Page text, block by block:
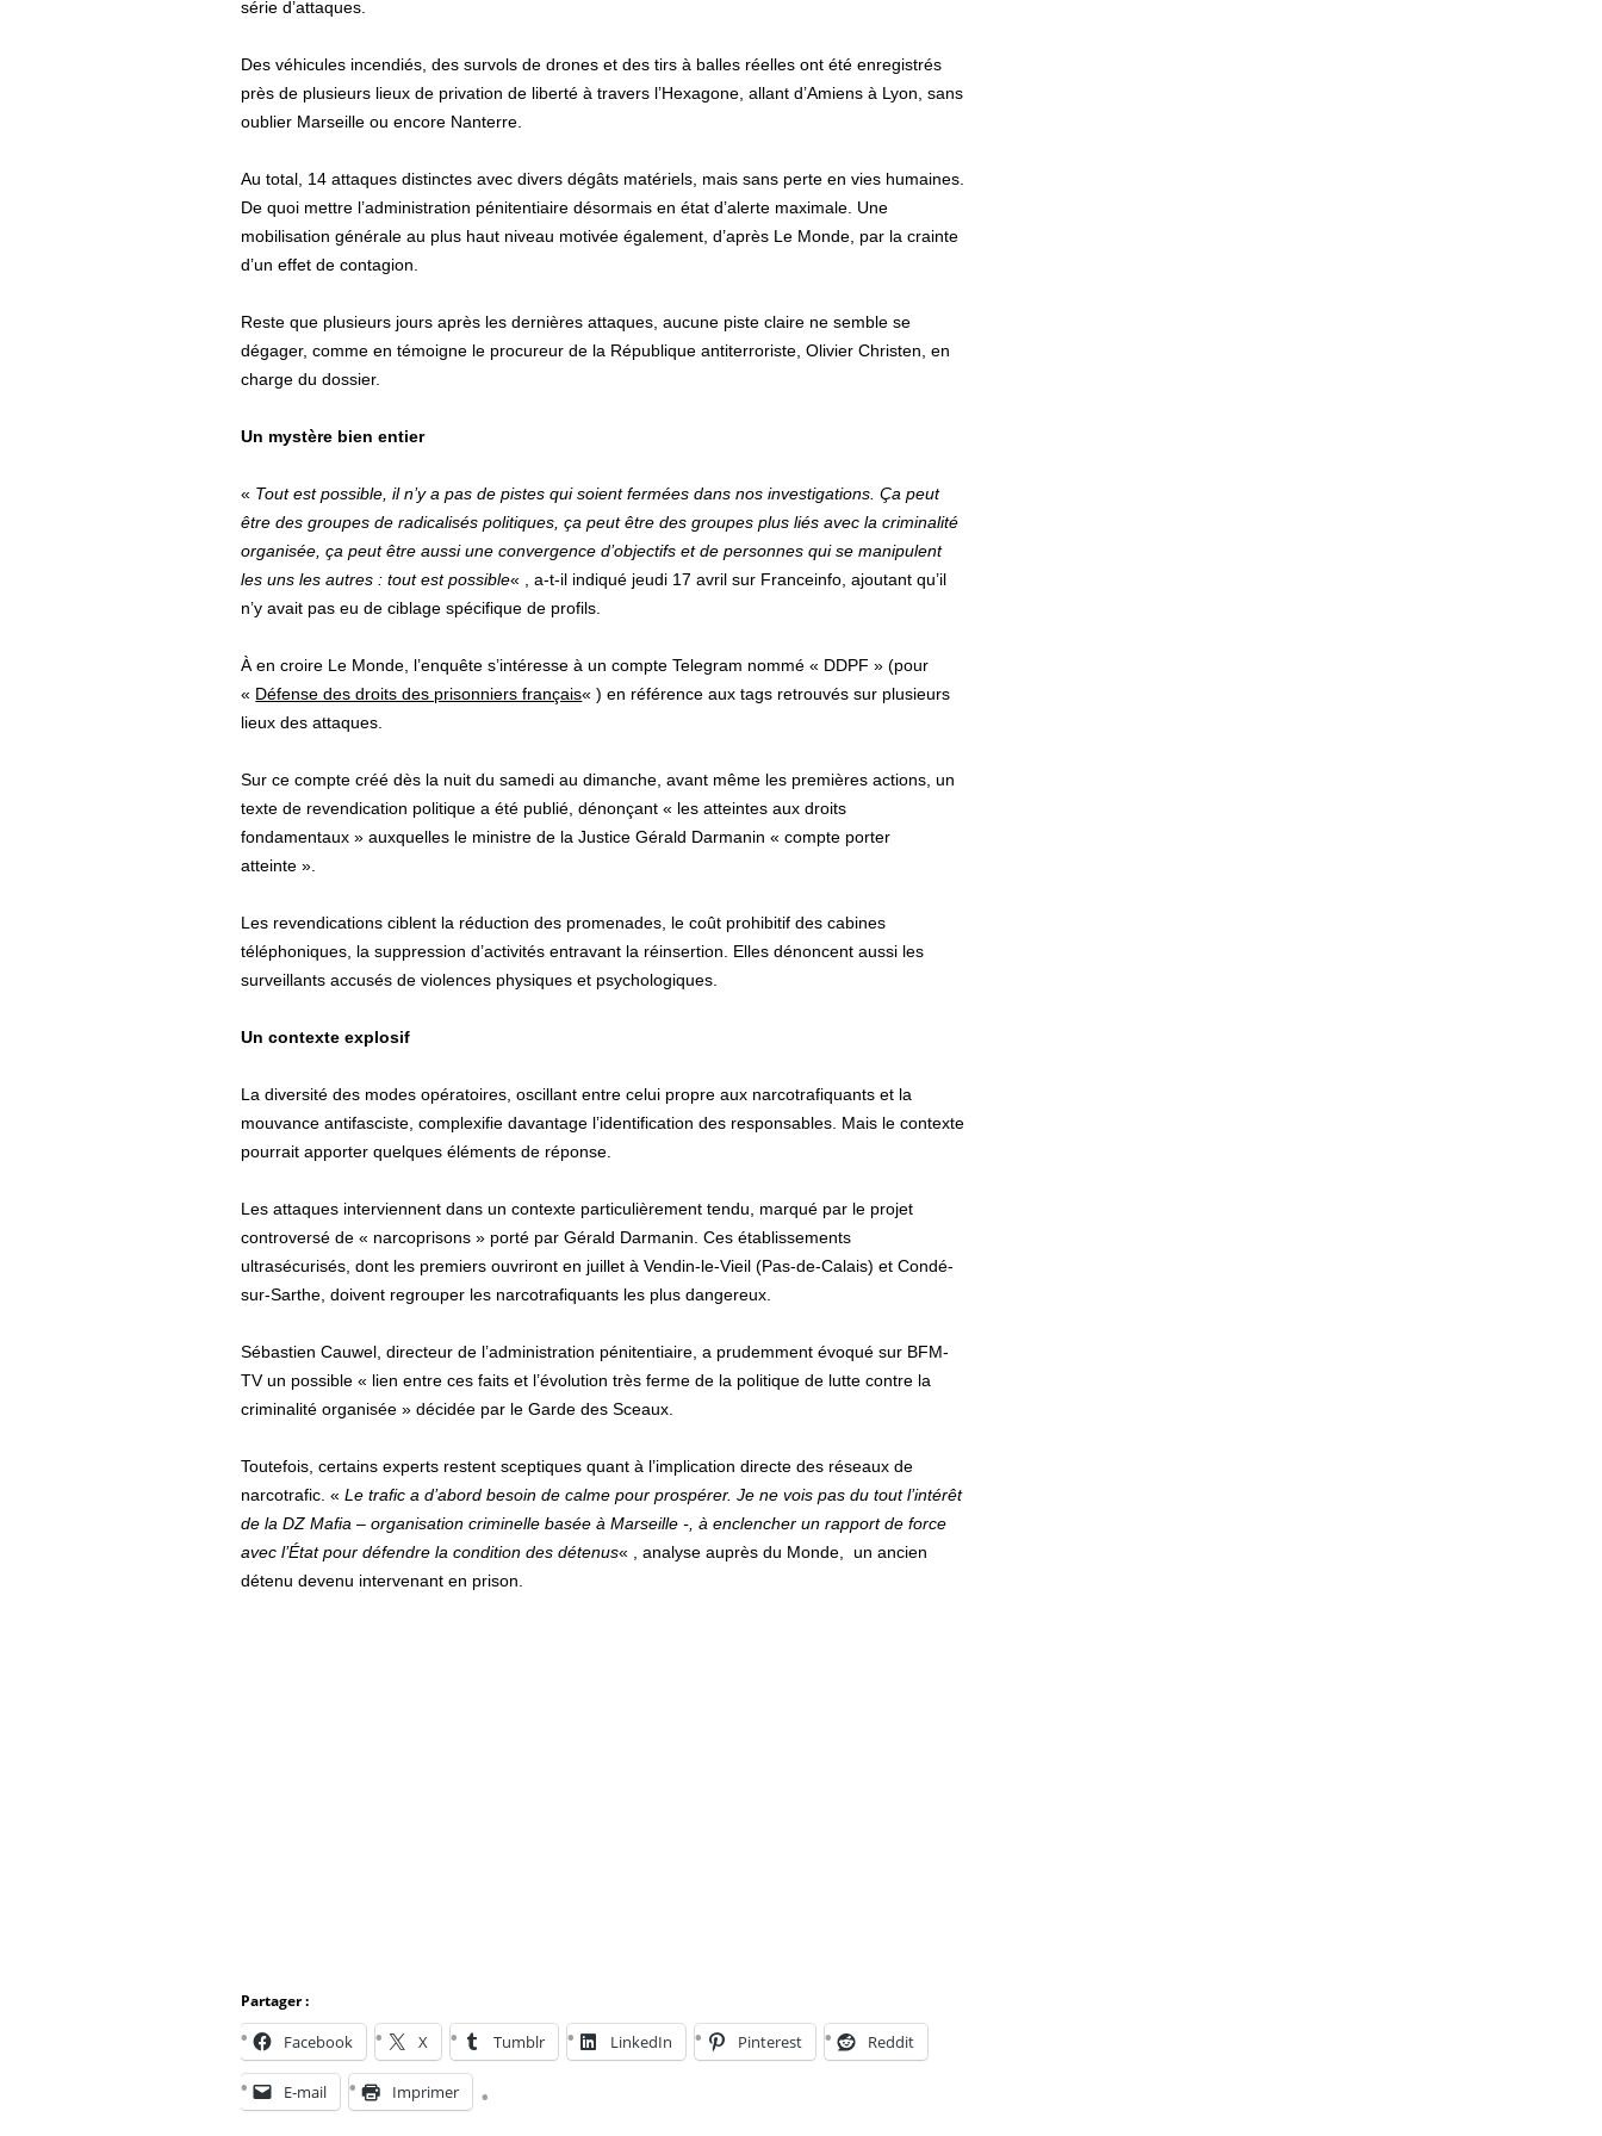
série d’attaques.
Des véhicules incendiés, des survols de drones et des tirs à balles réelles ont été enregistrés
près de plusieurs lieux de privation de liberté à travers l’Hexagone, allant d’Amiens à Lyon, sans
oublier Marseille ou encore Nanterre.
Au total, 14 attaques distinctes avec divers dégâts matériels, mais sans perte en vies humaines.
De quoi mettre l’administration pénitentiaire désormais en état d’alerte maximale. Une
mobilisation générale au plus haut niveau motivée également, d’après Le Monde, par la crainte
d’un effet de contagion.
Reste que plusieurs jours après les dernières attaques, aucune piste claire ne semble se
dégager, comme en témoigne le procureur de la République antiterroriste, Olivier Christen, en
charge du dossier.
Un mystère bien entier
« Tout est possible, il n’y a pas de pistes qui soient fermées dans nos investigations. Ça peut
être des groupes de radicalisés politiques, ça peut être des groupes plus liés avec la criminalité
organisée, ça peut être aussi une convergence d’objectifs et de personnes qui se manipulent
les uns les autres : tout est possible« , a-t-il indiqué jeudi 17 avril sur Franceinfo, ajoutant qu’il
n’y avait pas eu de ciblage spécifique de profils.
À en croire Le Monde, l’enquête s’intéresse à un compte Telegram nommé « DDPF » (pour
« Défense des droits des prisonniers français« ) en référence aux tags retrouvés sur plusieurs
lieux des attaques.
Sur ce compte créé dès la nuit du samedi au dimanche, avant même les premières actions, un
texte de revendication politique a été publié, dénonçant « les atteintes aux droits
fondamentaux » auxquelles le ministre de la Justice Gérald Darmanin « compte porter
atteinte ».
Les revendications ciblent la réduction des promenades, le coût prohibitif des cabines
téléphoniques, la suppression d’activités entravant la réinsertion. Elles dénoncent aussi les
surveillants accusés de violences physiques et psychologiques.
Un contexte explosif
La diversité des modes opératoires, oscillant entre celui propre aux narcotrafiquants et la
mouvance antifasciste, complexifie davantage l’identification des responsables. Mais le contexte
pourrait apporter quelques éléments de réponse.
Les attaques interviennent dans un contexte particulièrement tendu, marqué par le projet
controversé de « narcoprisons » porté par Gérald Darmanin. Ces établissements
ultrasécurisés, dont les premiers ouvriront en juillet à Vendin-le-Vieil (Pas-de-Calais) et Condé-
sur-Sarthe, doivent regrouper les narcotrafiquants les plus dangereux.
Sébastien Cauwel, directeur de l’administration pénitentiaire, a prudemment évoqué sur BFM-
TV un possible « lien entre ces faits et l’évolution très ferme de la politique de lutte contre la
criminalité organisée » décidée par le Garde des Sceaux.
Toutefois, certains experts restent sceptiques quant à l’implication directe des réseaux de
narcotrafic. «Le trafic a d’abord besoin de calme pour prospérer. Je ne vois pas du tout l’intérêt
de la DZ Mafia – organisation criminelle basée à Marseille -, à enclencher un rapport de force
avec l’État pour défendre la condition des détenus« , analyse auprès du Monde, un ancien
détenu devenu intervenant en prison.
Partager :
Facebook X Tumblr LinkedIn Pinterest Reddit
E-mail Imprimer